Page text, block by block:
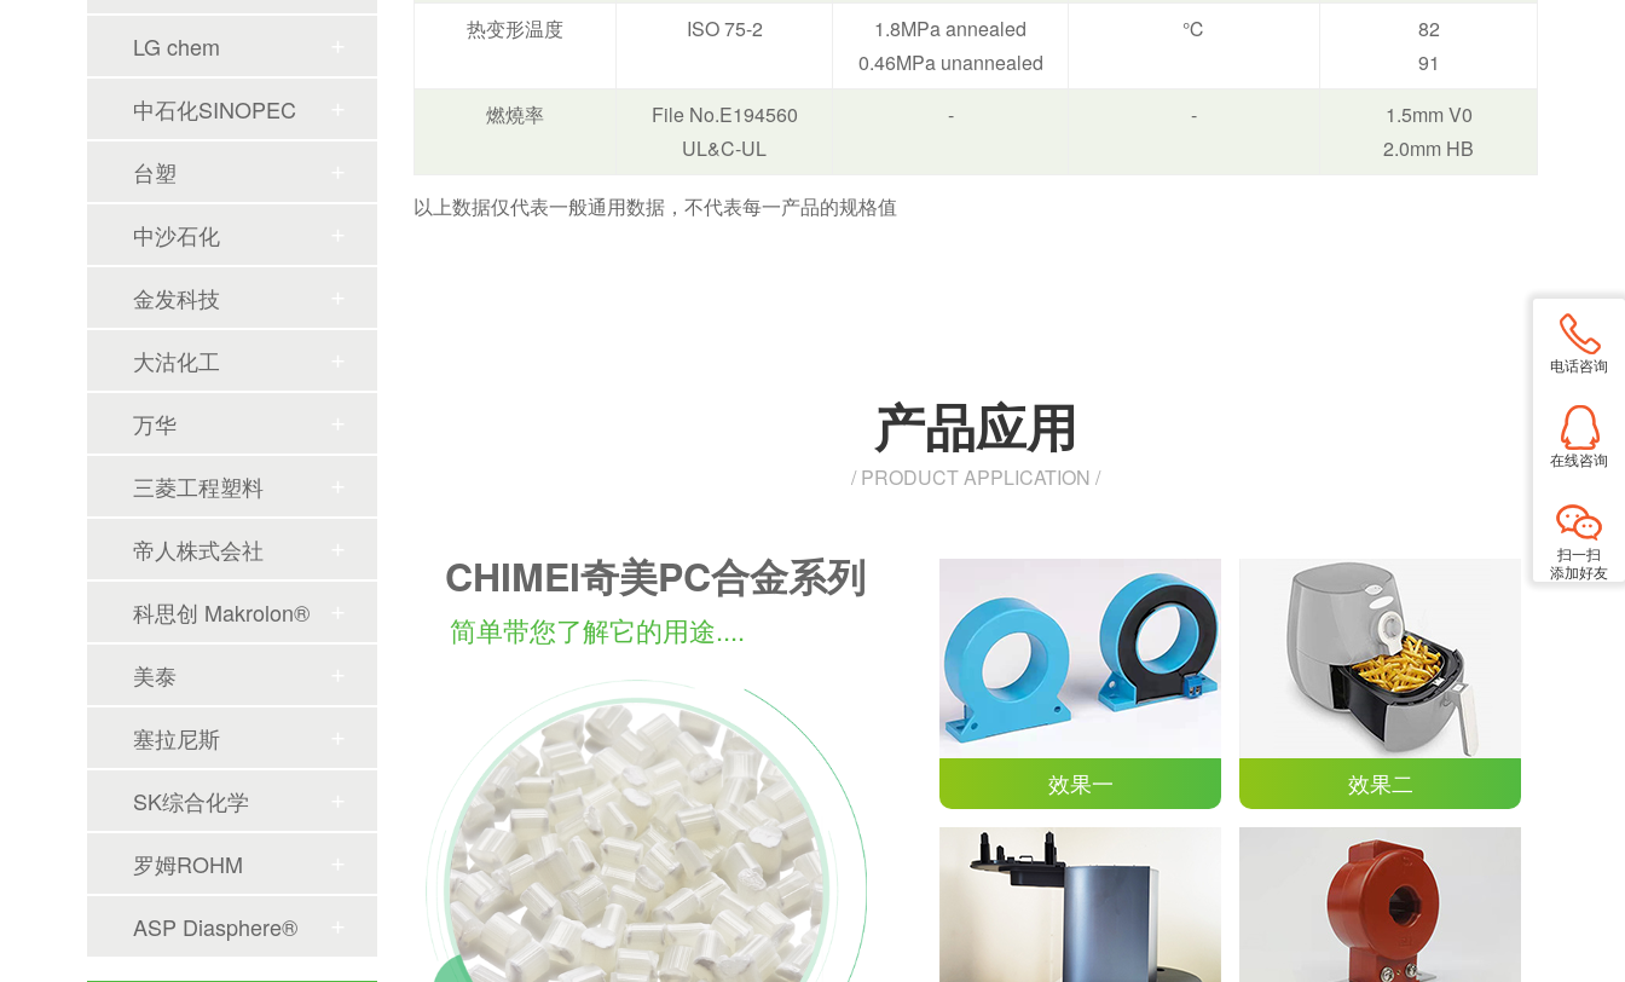
热变形温度
ISO 75-2
1.8MPa annealed
0.46MPa unannealed
℃
82
91
燃燒率
File No.E194560
UL&C-UL
- -
1.5mm V0
2.0mm HB
以上数据仅代表一般通用数据，不代表每一产品的规格值
产品应用
/ PRODUCT APPLICATION /
CHIMEI奇美PC合金系列
简单带您了解它的用途....
效果一 效果二
LG chem
中石化SINOPEC
台塑
中沙石化
金发科技
大沽化工
万华
三菱工程塑料
帝人株式会社
科思创 Makrolon®
美泰
塞拉尼斯
SK综合化学
罗姆ROHM
ASP Diasphere®
电话咨询
在线咨询
扫一扫
添加好友